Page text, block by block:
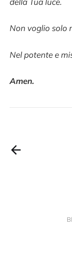
Non voglio solo
Nel potente e
Amen.